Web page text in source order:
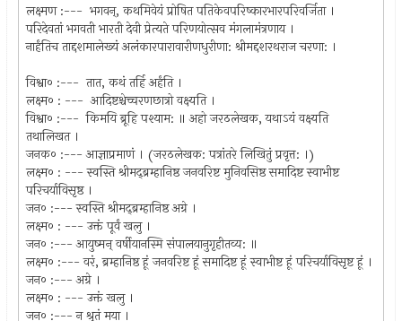
लक्ष्मण :--- भगवन्, कथमिवेयं प्रोषित पतिकेवपरिष्कारभारपरिवर्जिता ।
परिदेवतां भगवती भारती देवी प्रेत्यते परिणयोत्सव मंगलामंत्रणाय ।
नार्हंतिच ताद्दशमालेख्यं अलंकारपारावारीणधुरीणा: श्रीमद्दशरथराज चरणा: ।
विश्वा० :--- तात, कथं तर्हि अर्हंति ।
लक्ष्म० : --- आदिष्टश्चेच्चरणछात्रो वक्ष्यति ।
विश्वा० :--- किमयि ब्रूहि पश्याम: ॥ अहो जरठलेखक, यथाऽयं वक्ष्यति
तथालिखत ।
जनक० :--- आज्ञाप्रमाणं । (जरठलेखक: पत्रांतरे लिखितुं प्रवृत्त: ।)
लक्ष्म० : --- स्वस्ति श्रीमद्‌ब्रम्हानिष्ठ जनवरिष्ट मुनिवसिष्ठ समादिष्ट स्वाभीष्ट
परिचर्याविसृष्ठ ।
जन० :--- स्वस्ति श्रीमद्‌ब्रम्हानिष्ठ अग्रे ।
लक्ष्म० : --- उक्तं पूर्वं खलु ।
जन० :--- आयुष्मन् वर्षीयानस्मि संपालयानुगृहीतव्य: ॥
लक्ष्म० :--- वरं, ब्रम्हानिष्ठ हूं जनवरिष्ट हूं समादिष्ट हूं स्वाभीष्ट हूं परिचर्याविसृष्ट हूं ।
जन० :--- अग्रे ।
लक्ष्म० : --- उक्तं खलु ।
जन० :--- न श्रुतं मया ।